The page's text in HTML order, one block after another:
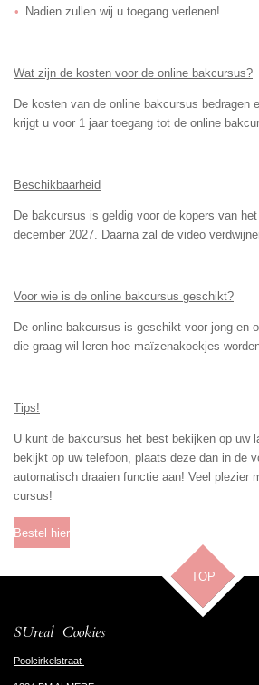
Nadien zullen wij u toegang verlenen!
Wat zijn de kosten voor de online bakcursus?
De kosten van de online bakcursus bedragen
krijgt u voor 1 jaar toegang tot de online
Beschikbaarheid
De bakcursus is geldig voor de kopers van
december 2027. Daarna zal de video
Voor wie is de online bakcursus geschikt?
De online bakcursus is geschikt voor jong en
die graag wil leren hoe maïzenakoekjes
Tips!
U kunt de bakcursus het best bekijken op uw
bekijkt op uw telefoon, plaats deze dan in de
automatisch draaien functie aan! Veel plezier
cursus!
Bestel hier
TOP
SUreal Cookies
Poolcirkelstraat